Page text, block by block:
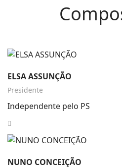
ELSA ASSUNÇÃO
Presidente
Independente pelo PS
NUNO CONCEIÇÃO